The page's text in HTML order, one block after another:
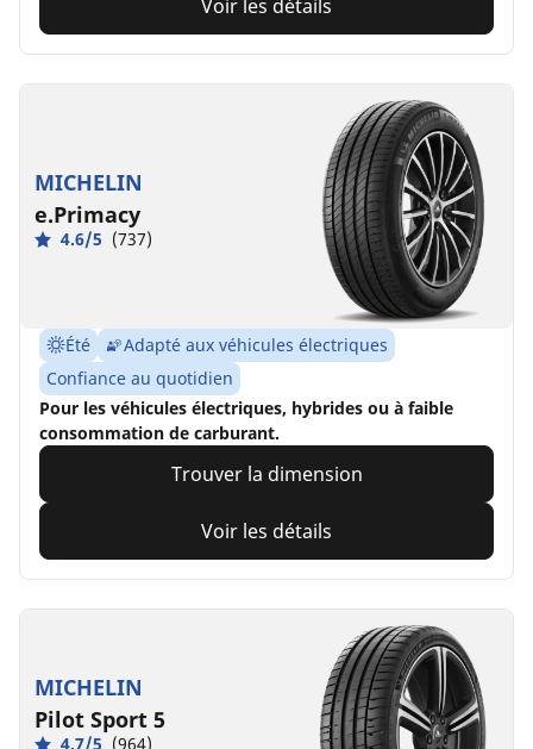
Voir les détails
MICHELIN
e.Primacy
4.6/5 (737)
Été
Adapté aux véhicules électriques
Confiance au quotidien
Pour les véhicules électriques, hybrides ou à faible
consommation de carburant.
Trouver la dimension
Voir les détails
MICHELIN
Pilot Sport 5
4.7/5 (964)